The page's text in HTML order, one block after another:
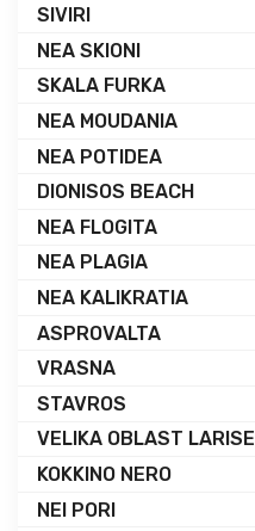
SIVIRI
NEA SKIONI
SKALA FURKA
NEA MOUDANIA
NEA POTIDEA
DIONISOS BEACH
NEA FLOGITA
NEA PLAGIA
NEA KALIKRATIA
ASPROVALTA
VRASNA
STAVROS
VELIKA OBLAST LARISE
KOKKINO NERO
NEI PORI